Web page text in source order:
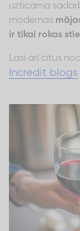
uzticama
modernas
ir tikai rokas
Lasi arī citus
Incredit blogs